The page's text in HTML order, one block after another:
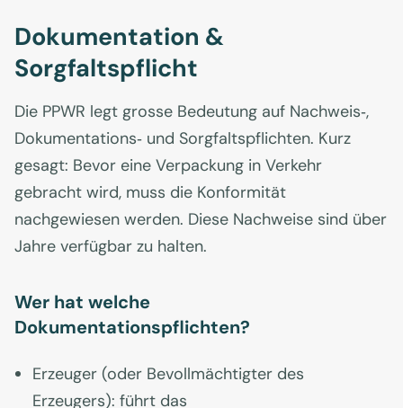
Dokumentation &
Sorgfaltspflicht
Die PPWR legt grosse Bedeutung auf Nachweis‑,
Dokumentations‑ und Sorgfaltspflichten. Kurz
gesagt: Bevor eine Verpackung in Verkehr
gebracht wird, muss die Konformität
nachgewiesen werden. Diese Nachweise sind über
Jahre verfügbar zu halten.
Wer hat welche
Dokumentationspflichten?
Erzeuger (oder Bevollmächtigter des
Erzeugers): führt das